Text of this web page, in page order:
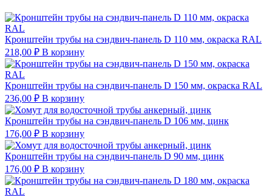
Кронштейн трубы на сэндвич-панель D 110 мм, окраска RAL
218,00 ₽ В корзину
Кронштейн трубы на сэндвич-панель D 150 мм, окраска RAL
236,00 ₽ В корзину
Кронштейн трубы на сэндвич-панель D 106 мм, цинк
176,00 ₽ В корзину
Кронштейн трубы на сэндвич-панель D 90 мм, цинк
176,00 ₽ В корзину